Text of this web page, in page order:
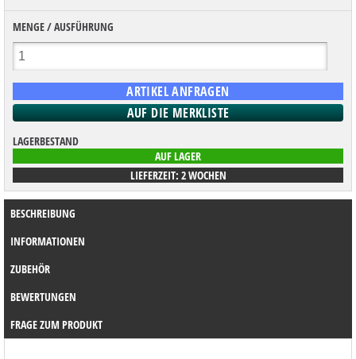
MENGE / AUSFÜHRUNG
LAGERBESTAND
AUF LAGER
LIEFERZEIT: 2 WOCHEN
BESCHREIBUNG
INFORMATIONEN
ZUBEHÖR
BEWERTUNGEN
FRAGE ZUM PRODUKT